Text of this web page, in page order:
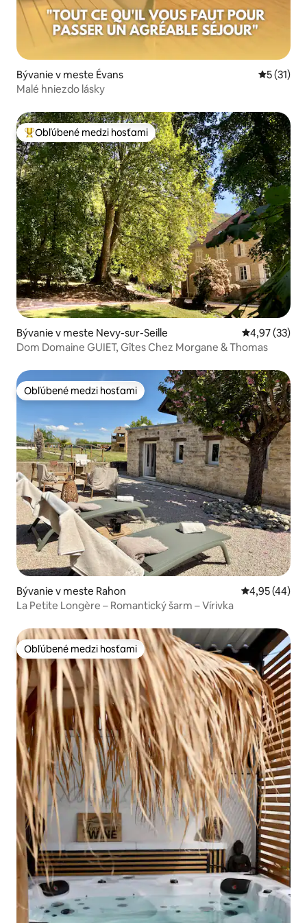
Bývanie v meste Évans
5 (31)
Malé hniezdo lásky
Najobľúbenejšie medzi hosťami
Obľúbené medzi hosťami
Bývanie v meste Nevy-sur-Seille Priemerné
4,97 (33)
Dom Domaine GUIET, Gîtes Chez Morgane & Thomas
Obľúbené medzi hosťami
Obľúbené medzi hosťami
Bývanie v meste Rahon Priemerné
4,95 (44)
La Petite Longère – Romantický šarm – Vírivka
Obľúbené medzi hosťami
Obľúbené medzi hosťami